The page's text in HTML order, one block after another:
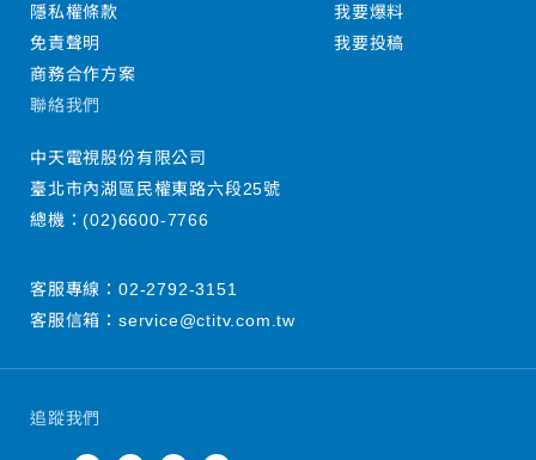
追蹤我們
隱私權條款
免責聲明
商務合作方案
我要爆料
我要投稿
聯絡我們
中天電視股份有限公司
臺北市內湖區民權東路六段25號
總機：(02)6600-7766
客服專線： 02-2792-3151
客服信箱： service@ctitv.com.tw